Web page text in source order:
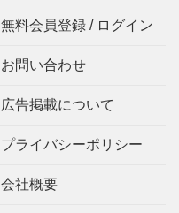
無料会員登録 / ログイン
お問い合わせ
広告掲載について
プライバシーポリシー
会社概要